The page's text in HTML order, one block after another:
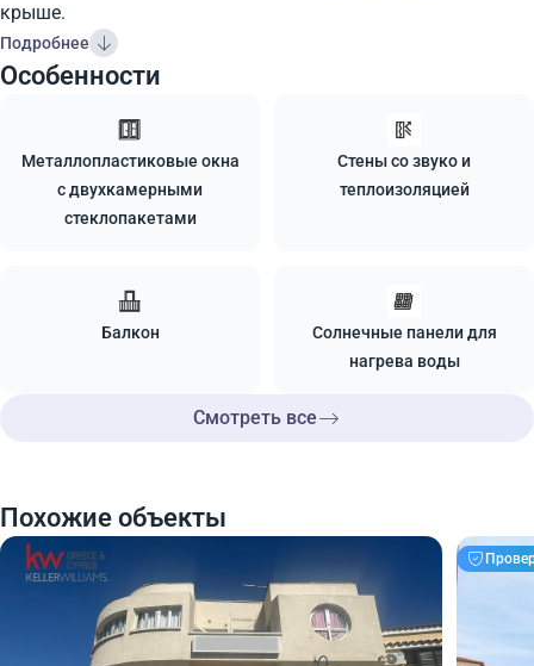
крыше.
Подробнее
Особенности
Металлопластиковые окна
с двухкамерными
стеклопакетами
Стены со звуко и
теплоизоляцией
Балкон
Солнечные панели для
нагрева воды
Смотреть все
Похожие объекты